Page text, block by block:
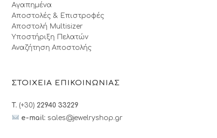
Αγαπημένα
Αποστολές & Επιστροφές
Αποστολή Multisizer
Υποστήριξη Πελατών
Αναζήτηση Αποστολής
ΣΤΟΙΧΕΙΑ ΕΠΙΚΟΙΝΩΝΙΑΣ
T. (+30) 22940 33229
e-mail: sales@jewelryshop.gr